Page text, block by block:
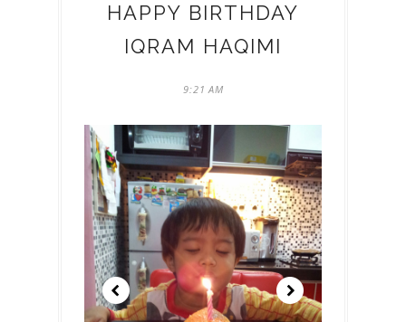
HAPPY BIRTHDAY
IQRAM HAQIMI
9:21 AM